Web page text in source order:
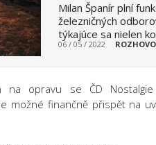
Milan Španír plní
železničných
týkajúce sa nielen
06 / 05 / 2022
na opravu se ČD
možné finančně přispět na